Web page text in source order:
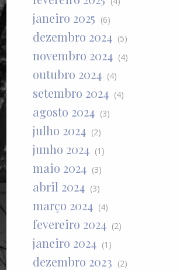
janeiro 2025 (6)
dezembro 2024 (5)
novembro 2024 (4)
outubro 2024 (4)
setembro 2024 (4)
agosto 2024 (3)
julho 2024 (2)
junho 2024 (1)
maio 2024 (3)
abril 2024 (3)
março 2024 (4)
fevereiro 2024 (2)
janeiro 2024 (1)
dezembro 2023 (2)